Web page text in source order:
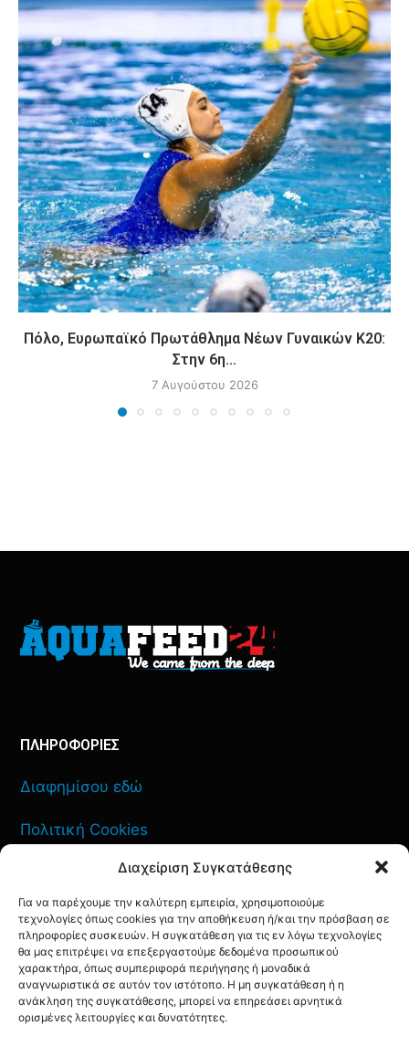
Διαχείριση Συγκατάθεσης
Για να παρέχουμε την καλύτερη εμπειρία, χρησιμοποιούμε
τεχνολογίες όπως cookies για την αποθήκευση ή/και την πρόσβαση σε
πληροφορίες συσκευών. Η συγκατάθεση για τις εν λόγω τεχνολογίες
θα μας επιτρέψει να επεξεργαστούμε δεδομένα προσωπικού
χαρακτήρα, όπως συμπεριφορά περιήγησης ή μοναδικά
αναγνωριστικά σε αυτόν τον ιστότοπο. Η μη συγκατάθεση ή η
ανάκληση της συγκατάθεσης, μπορεί να επηρεάσει αρνητικά
ορισμένες λειτουργίες και δυνατότητες.
Πόλο, Ευρωπαϊκό Πρωτάθλημα Νέων Γυναικών Κ20:
Στην 6η...
7 Αυγούστου 2026
ΠΛΗΡΟΦΟΡΙΕΣ
Διαφημίσου εδώ
Πολιτική Cookies
Πολιτική Απορρήτου
ΕΠΙΚΟΙΝΩΝΙΑ